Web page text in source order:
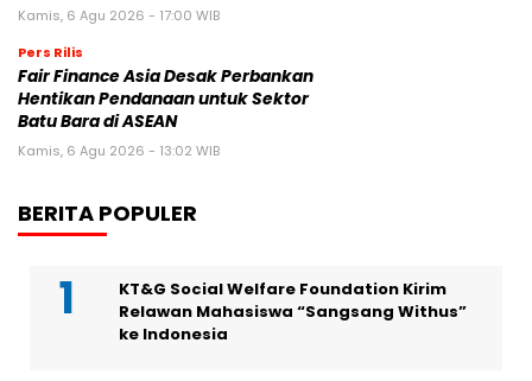
Kamis, 6 Agu 2026 - 17:00 WIB
Pers Rilis
Fair Finance Asia Desak Perbankan
Hentikan Pendanaan untuk Sektor
Batu Bara di ASEAN
Kamis, 6 Agu 2026 - 13:02 WIB
BERITA POPULER
KT&G Social Welfare Foundation Kirim
Relawan Mahasiswa “Sangsang Withus”
ke Indonesia